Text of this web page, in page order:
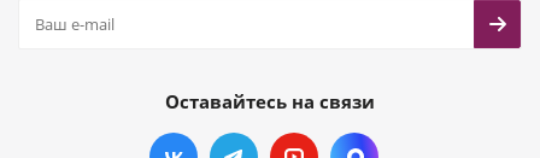
Оставайтесь на связи